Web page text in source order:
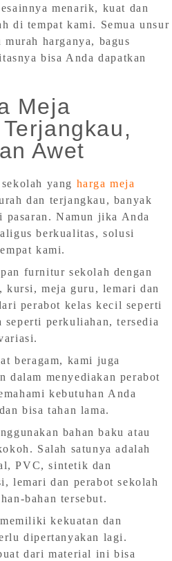
menarik, kuat dan
di tempat kami. Semua unsur
harganya, bagus
bisa Anda dapatkan
Meja
Awet
yang harga meja
dan terjangkau, banyak
Namun jika Anda
berkualitas, solusi
kami.
furnitur sekolah dengan
kursi, meja guru, lemari dan
perabot kelas kecil seperti
seperti perkuliahan, tersedia
beragam, kami juga
dalam menyediakan perabot
kebutuhan Anda
bisa tahan lama.
bahan baku atau
Salah satunya adalah
PVC, sintetik dan
lemari dan perabot sekolah
bahan tersebut.
kekuatan dan
dipertanyakan lagi.
dari material ini bisa